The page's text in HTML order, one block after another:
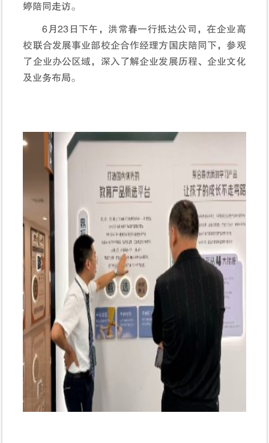
婷陪同走访。
6月23日下午，洪常春一行抵达公司，在企业高
校联合发展事业部校企合作经理方国庆陪同下，参观
了企业办公区域，深入了解企业发展历程、企业文化
及业务布局。